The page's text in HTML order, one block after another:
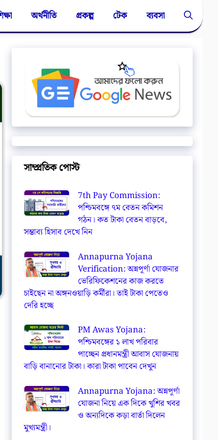
অর্থনীতি প্রকল্প টেক ব্যবসা
সাম্প্রতিক পোস্ট
7th Pay Commission:
পশ্চিমবঙ্গে ৭ম বেতন কমিশন
গঠন। কত টাকা বেতন বাড়বে,
সম্ভাব্য হিসাব দেখে নিন
Annapurna Yojana
Verification: অন্নপূর্ণা যোজনার
ভেরিফিকেশনের কাজ করতে
চাইছেন না অঙ্গনওয়াড়ি কর্মীরা। তাই টাকা পেতেও
দেরি হচ্ছে
PM Awas Yojana:
পশ্চিমবঙ্গের ১ লাখ পরিবার
পাচ্ছেন প্রধানমন্ত্রী আবাস যোজনায়
বাড়ি বানানোর টাকা। কারা টাকা পাবেন দেখুন
Annapurna Yojana: অন্নপূর্ণা
যোজনা নিয়ে এক দিকে খুশির খবর
ও অন্যদিকে কড়া বার্তা দিলেন
মুখ্যমন্ত্রী।